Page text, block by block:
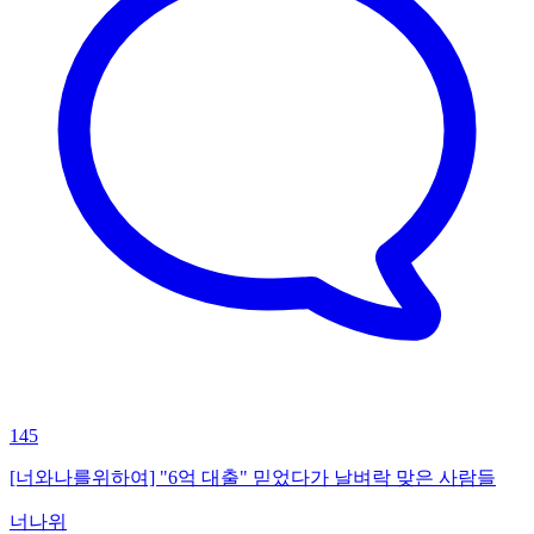
145
[너와나를위하여] "6억 대출" 믿었다가 날벼락 맞은 사람들
너나위